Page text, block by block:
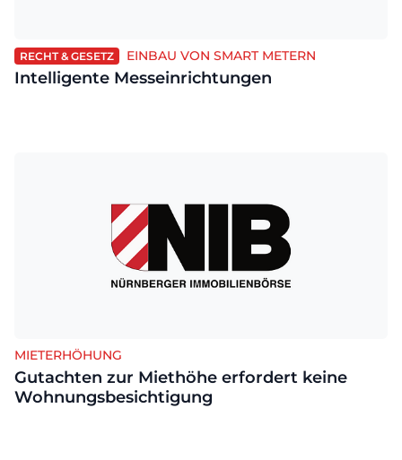
RECHT & GESETZ EINBAU VON SMART METERN
Intelligente Messeinrichtungen
MIETERHÖHUNG
Gutachten zur Miethöhe erfordert keine
Wohnungsbesichtigung